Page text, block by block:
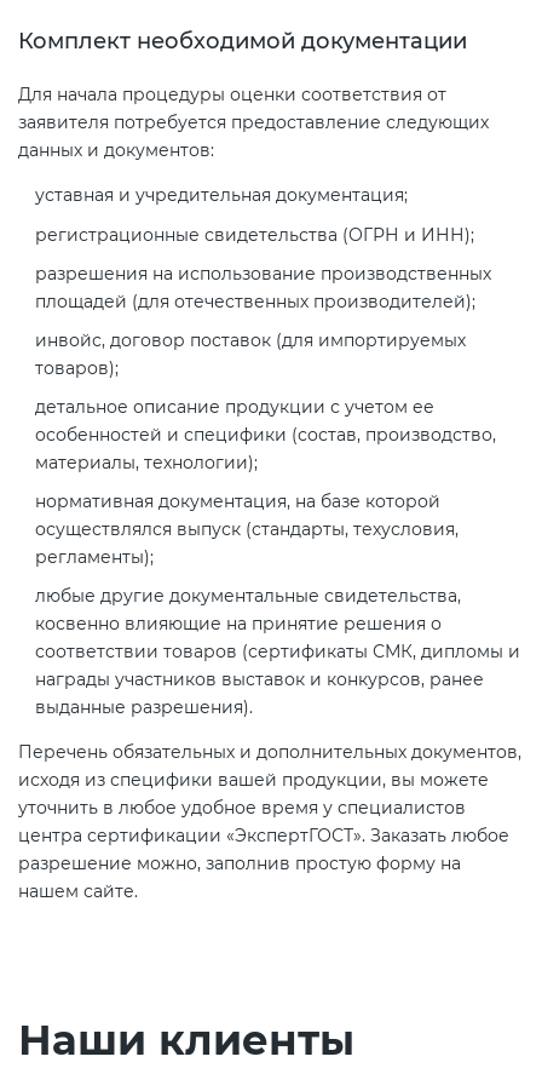
Комплект необходимой документации
Для начала процедуры оценки соответствия от
заявителя потребуется предоставление следующих
данных и документов:
уставная и учредительная документация;
регистрационные свидетельства (ОГРН и ИНН);
разрешения на использование производственных
площадей (для отечественных производителей);
инвойс, договор поставок (для импортируемых
товаров);
детальное описание продукции с учетом ее
особенностей и специфики (состав, производство,
материалы, технологии);
нормативная документация, на базе которой
осуществлялся выпуск (стандарты, техусловия,
регламенты);
любые другие документальные свидетельства,
косвенно влияющие на принятие решения о
соответствии товаров (сертификаты СМК, дипломы и
награды участников выставок и конкурсов, ранее
выданные разрешения).
Перечень обязательных и дополнительных документов,
исходя из специфики вашей продукции, вы можете
уточнить в любое удобное время у специалистов
центра сертификации «ЭкспертГОСТ». Заказать любое
разрешение можно, заполнив простую форму на
нашем сайте.
Наши клиенты